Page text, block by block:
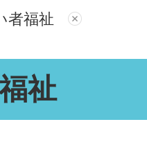
者福祉
祉